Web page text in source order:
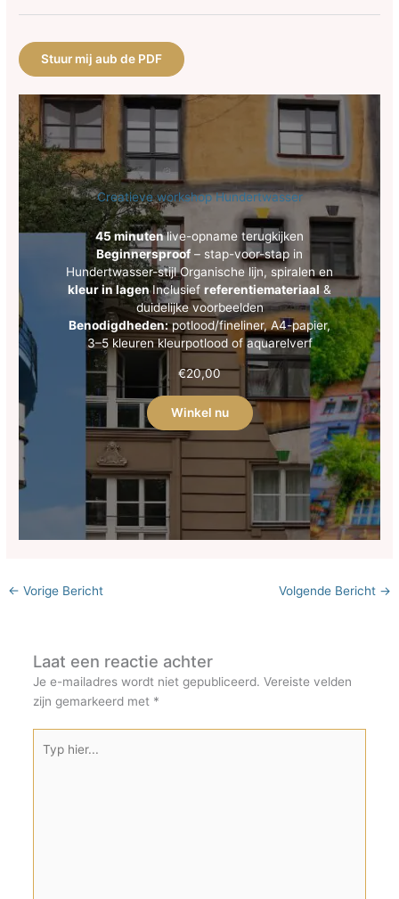
Stuur mij aub de PDF
Creatieve workshop Hundertwasser
45 minutenlive-opname terugkijken
Beginnersproof – stap-voor-stap in
Hundertwasser-stijl Organische lijn, spiralen en
kleur in lagenInclusief referentiemateriaal&
duidelijke voorbeelden
Benodigdheden:potlood/fineliner, A4-papier,
3–5 kleuren kleurpotlood of aquarelverf
€20,00
Winkel nu
← Vorige Bericht Volgende Bericht →
Laat een reactie achter
Je e-mailadres wordt niet gepubliceerd. Vereiste velden
zijn gemarkeerd met *
hier...